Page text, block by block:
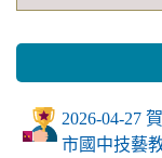
2026-04-27
市國中技藝